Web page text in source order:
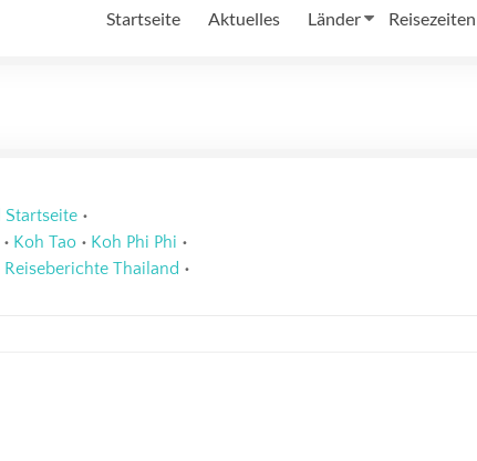
Startseite Aktuelles Länder Reisezeiten
Startseite •
• Koh Tao • Koh Phi Phi •
Reiseberichte Thailand •